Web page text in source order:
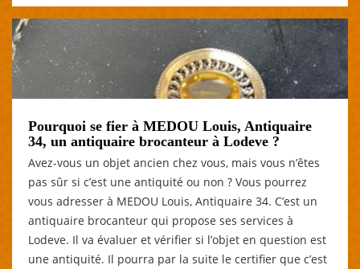
Pourquoi se fier à MEDOU Louis, Antiquaire
34, un antiquaire brocanteur à Lodeve ?
Avez-vous un objet ancien chez vous, mais vous n’êtes
pas sûr si c’est une antiquité ou non ? Vous pourrez
vous adresser à MEDOU Louis, Antiquaire 34. C’est un
antiquaire brocanteur qui propose ses services à
Lodeve. Il va évaluer et vérifier si l’objet en question est
une antiquité. Il pourra par la suite le certifier que c’est